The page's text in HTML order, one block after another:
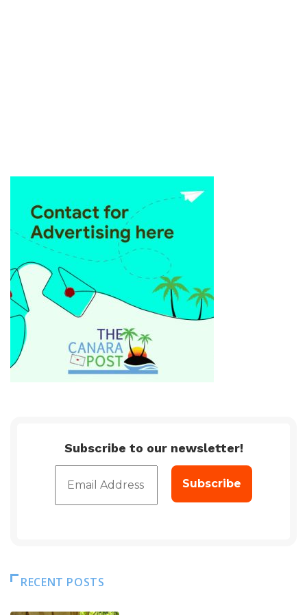
Subscribe to our newsletter!
RECENT POSTS